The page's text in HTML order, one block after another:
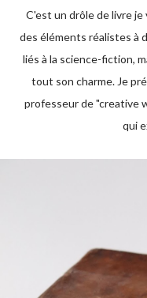
C'est un drôle de livre je vous avais prévenu. L'auteur mélange
des éléments réalistes à
liés à la science-fiction,
tout son charme. Je
professeur de "creative
qui